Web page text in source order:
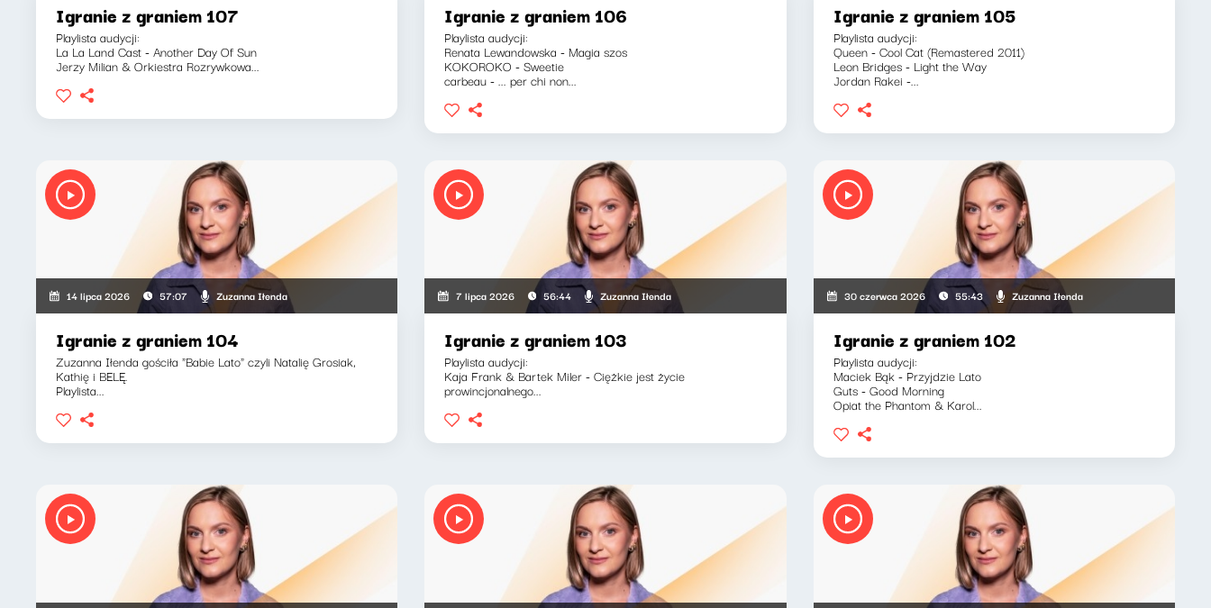
Igranie z graniem 107
Playlista audycji:
La La Land Cast - Another Day Of Sun
Jerzy Milian & Orkiestra Rozrywkowa...
Igranie z graniem 106
Playlista audycji:
Renata Lewandowska - Magia szos
KOKOROKO - Sweetie
carbeau - ... per chi non...
Igranie z graniem 105
Playlista audycji:
Queen - Cool Cat (Remastered 2011)
Leon Bridges - Light the Way
Jordan Rakei -...
14 lipca 2026 57:07 Zuzanna Iłenda
Igranie z graniem 104
Zuzanna Iłenda gościła "Babie Lato" czyli Natalię Grosiak,
Kathię i BELĘ.
Playlista...
7 lipca 2026 56:44 Zuzanna Iłenda
Igranie z graniem 103
Playlista audycji:
Kaja Frank & Bartek Miler - Ciężkie jest życie
prowincjonalnego...
30 czerwca 2026 55:43 Zuzanna Iłenda
Igranie z graniem 102
Playlista audycji:
Maciek Bąk - Przyjdzie Lato
Guts - Good Morning
Opiat the Phantom & Karol...